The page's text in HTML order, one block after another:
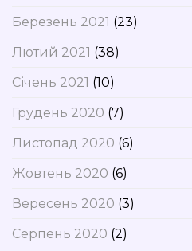
Березень 2021 (23)
Лютий 2021 (38)
Січень 2021 (10)
Грудень 2020 (7)
Листопад 2020 (6)
Жовтень 2020 (6)
Вересень 2020 (3)
Серпень 2020 (2)